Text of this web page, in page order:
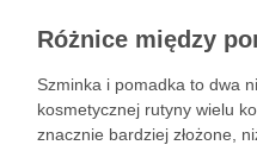
Szminka i pomadka to dwa
kosmetycznej rutyny wielu
znacznie bardziej złożone,